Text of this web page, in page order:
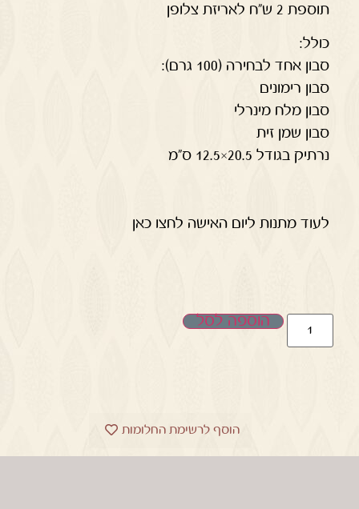
תוספת 2 ש"ח לאריזת צלופן
כולל:
סבון אחד לבחירה (100 גרם):
סבון רימונים
סבון מלח מינרלי
סבון שמן זית
נרתיק בגודל 20.5×12.5 ס"מ
לעוד מתנות ליום האישה לחצו כאן
הוספה לסל
הוסף לרשימת החלומות